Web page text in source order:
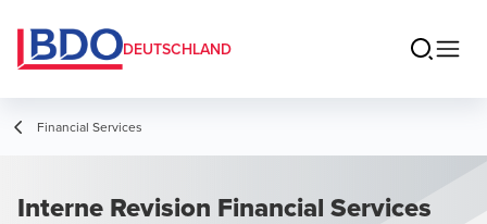
DEUTSCHLAND
Financial Services
Interne Revision Financial Services